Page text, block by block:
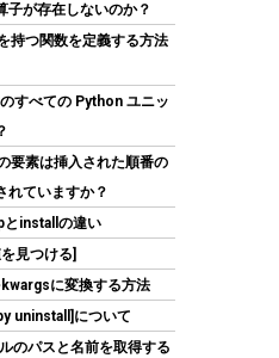
3D NAND M.2 2280
シリーズ 5年保証
77.06 (2026-08-07
ちら)
子が存在しないのか？
持つ関数を定義する方法
すべての Python ユニッ
要素は挿入された順番の
れていますか？
installの違い
見つける]
に変換する方法
uninstall]について
のパスと名前を取得する